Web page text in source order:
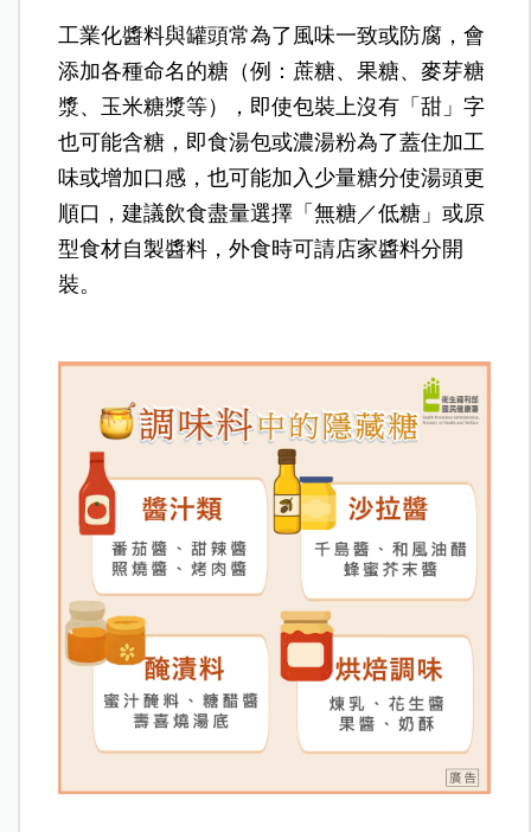
工業化醬料與罐頭常為了風味一致或防腐，會
添加各種命名的糖（例：蔗糖、果糖、麥芽糖
漿、玉米糖漿等），即使包裝上沒有「甜」字
也可能含糖， 即食湯包或濃湯粉為了蓋住加工
味或增加口感，也可能加入少量糖分使湯頭更
順口，建議飲食盡量選擇「無糖／低糖」或原
型食材自製醬料，外食時可請店家醬料分開
裝。